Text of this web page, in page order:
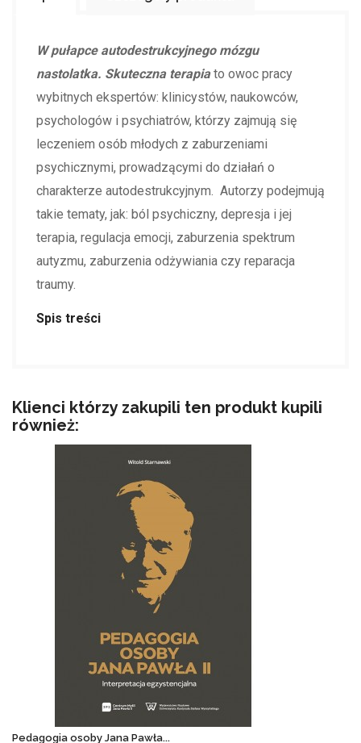
W pułapce autodestrukcyjnego mózgu
nastolatka. Skuteczna terapia to owoc pracy
wybitnych ekspertów: klinicystów, naukowców,
psychologów i psychiatrów, którzy zajmują się
leczeniem osób młodych z zaburzeniami
psychicznymi, prowadzącymi do działań o
charakterze autodestrukcyjnym. Autorzy podejmują
takie tematy, jak: ból psychiczny, depresja i jej
terapia, regulacja emocji, zaburzenia spektrum
autyzmu, zaburzenia odżywiania czy reparacja
traumy.
Spis treści
Klienci którzy zakupili ten produkt kupili
również:
Pedagogia osoby Jana Pawła...